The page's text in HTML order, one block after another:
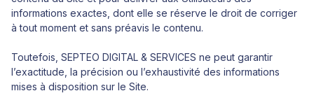
informations exactes, dont elle se réserve le droit de corriger
à tout moment et sans préavis le contenu.
Toutefois, SEPTEO DIGITAL & SERVICES ne peut garantir
l’exactitude, la précision ou l’exhaustivité des informations
mises à disposition sur le Site.